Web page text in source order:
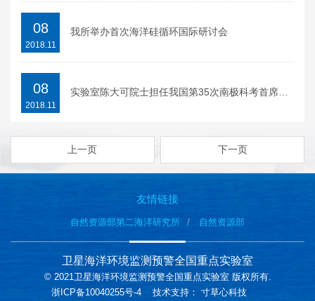
08
2018.11
我所举办首次海洋硅循环国际研讨会
08
2018.11
上一页 下一页
友情链接
自然资源部第二海洋研究所 自然资源部
卫星海洋环境监测预警全国重点实验室
© 2021卫星海洋环境监测预警全国重点实验室 版权所有.
浙ICP备10040255号-4 技术支持： 寸草心科技